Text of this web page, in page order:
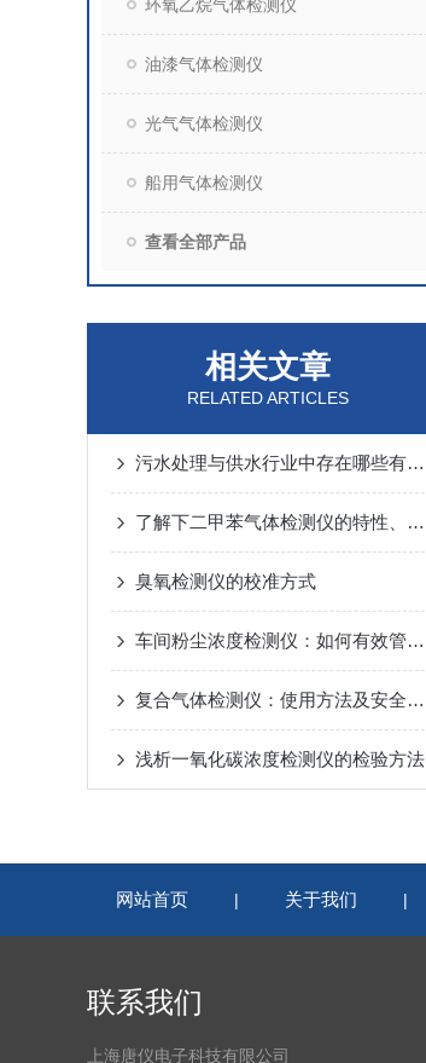
环氧乙烷气体检测仪
油漆气体检测仪
光气气体检测仪
船用气体检测仪
查看全部产品
相关文章
RELATED ARTICLES
污水处理与供水行业中存在哪些有毒有害气体
了解下二甲苯气体检测仪的特性、特点
臭氧检测仪的校准方式
车间粉尘浓度检测仪：如何有效管控车间粉尘污染？
复合气体检测仪：使用方法及安全注意事项了解一下！
浅析一氧化碳浓度检测仪的检验方法
网站首页 | 关于我们 |
联系我们
上海唐仪电子科技有限公司